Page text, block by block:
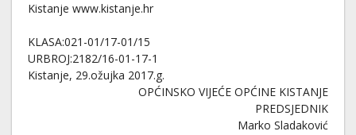
Kistanje www.kistanje.hr
KLASA:021-01/17-01/15
URBROJ:2182/16-01-17-1
Kistanje, 29.ožujka 2017.g.
OPĆINSKO VIJEĆE OPĆINE KISTANJE
PREDSJEDNIK
Marko Sladaković